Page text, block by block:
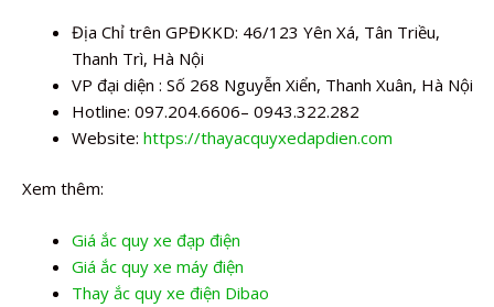
Địa Chỉ trên GPĐKKD: 46/123 Yên Xá, Tân Triều,
Thanh Trì, Hà Nội
VP đại diện : Số 268 Nguyễn Xiển, Thanh Xuân, Hà Nội
Hotline: 097.204.6606– 0943.322.282
Website: https://thayacquyxedapdien.com
Xem thêm:
Giá ắc quy xe đạp điện
Giá ắc quy xe máy điện
Thay ắc quy xe điện Dibao